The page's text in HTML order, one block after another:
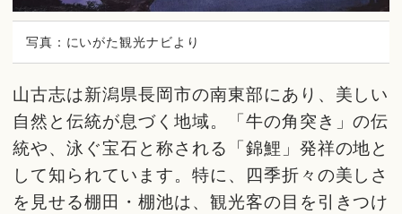
写真：にいがた観光ナビより
山古志は新潟県長岡市の南東部にあり、美しい
自然と伝統が息づく地域。「牛の角突き」の伝
統や、泳ぐ宝石と称される「錦鯉」発祥の地と
して知られています。特に、四季折々の美しさ
を見せる棚田・棚池は、観光客の目を引きつけ